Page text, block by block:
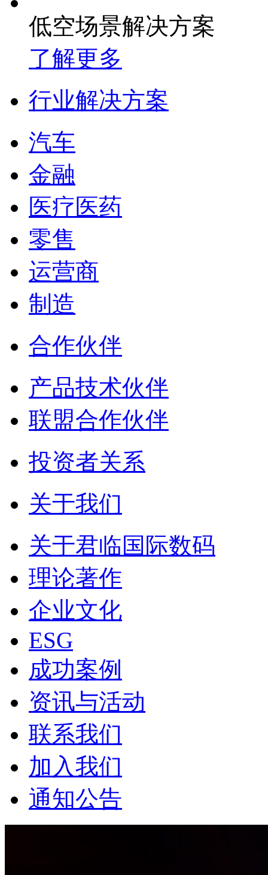
低空场景解决方案
了解更多
行业解决方案
汽车
金融
医疗医药
零售
运营商
制造
合作伙伴
产品技术伙伴
联盟合作伙伴
投资者关系
关于我们
关于君临国际数码
理论著作
企业文化
ESG
成功案例
资讯与活动
联系我们
加入我们
通知公告